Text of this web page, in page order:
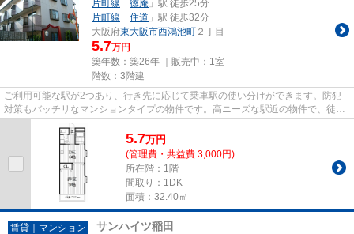
片町線 「 徳庵 」駅 徒歩25分
片町線 「 住道 」駅 徒歩32分
大阪府東大阪市西鴻池町 ２丁目
5.7万円
築年数：築26年 ｜販売中： 1室
階数：3階建
ご利用可能な駅が2つあり、行き先に応じて乗車駅の使い分けができます。防犯
対策もバッチリなマンションタイプの物件です。高ニーズな駅近の物件で、徒歩
2分で駅に行くことができます...
5.7万円
(管理費・共益費 3,000円)
所在階：1階
間取り：1DK
面積：32.40㎡
賃貸｜マンション サンハイツ稲田